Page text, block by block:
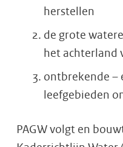
herstellen
de grote
het achterland
ontbrekende –
leefgebieden
PAGW volgt en